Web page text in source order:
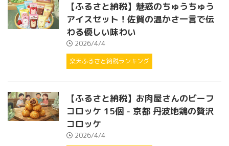
【ふるさと納税】魅惑のちゅうちゅう
アイスセット！佐賀の温かさ一言で伝
わる優しい味わい
2026/4/4
楽天ふるさと納税ランキング
【ふるさと納税】お肉屋さんのビーフ
コロッケ 15個 - 京都 丹波地鶏の贅沢
コロッケ
2026/4/4